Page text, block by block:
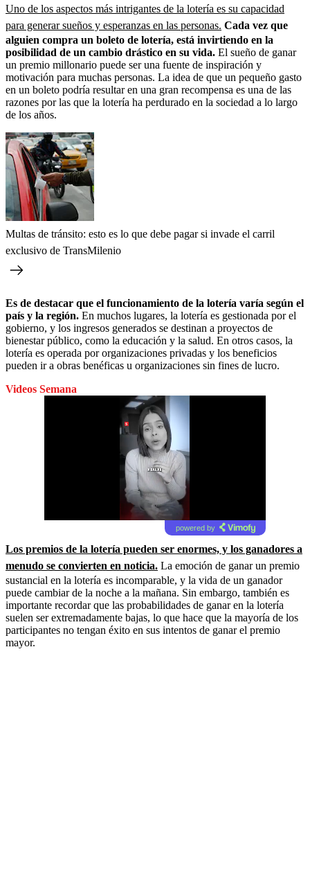
Uno de los aspectos más intrigantes de la lotería es su capacidad
para generar sueños y esperanzas en las personas. Cada vez que
alguien compra un boleto de lotería, está invirtiendo en la
posibilidad de un cambio drástico en su vida. El sueño de ganar
un premio millonario puede ser una fuente de inspiración y
motivación para muchas personas. La idea de que un pequeño gasto
en un boleto podría resultar en una gran recompensa es una de las
razones por las que la lotería ha perdurado en la sociedad a lo largo
de los años.
Multas de tránsito: esto es lo que debe pagar si invade el carril
exclusivo de TransMilenio
Es de destacar que el funcionamiento de la lotería varía según el
país y la región. En muchos lugares, la lotería es gestionada por el
gobierno, y los ingresos generados se destinan a proyectos de
bienestar público, como la educación y la salud. En otros casos, la
lotería es operada por organizaciones privadas y los beneficios
pueden ir a obras benéficas u organizaciones sin fines de lucro.
Videos Semana
powered by
Los premios de la lotería pueden ser enormes, y los ganadores a
menudo se convierten en noticia. La emoción de ganar un premio
sustancial en la lotería es incomparable, y la vida de un ganador
puede cambiar de la noche a la mañana. Sin embargo, también es
importante recordar que las probabilidades de ganar en la lotería
suelen ser extremadamente bajas, lo que hace que la mayoría de los
participantes no tengan éxito en sus intentos de ganar el premio
mayor.